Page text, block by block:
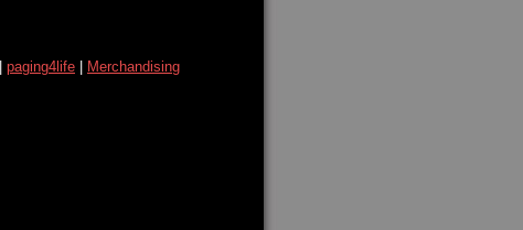
paging4life
Merchandising